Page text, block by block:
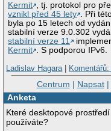
Kermit , tj. protokol pro
vznikl před 45 lety . Při
byla po 15 letech od
stabilní verze 9.0.302
stabilní verze 11
Kermit . S podporou IPv6.
Ladislav Hagara| Komentářů:
Centrum | Napsat|
Anketa
Které desktopové
používáte?